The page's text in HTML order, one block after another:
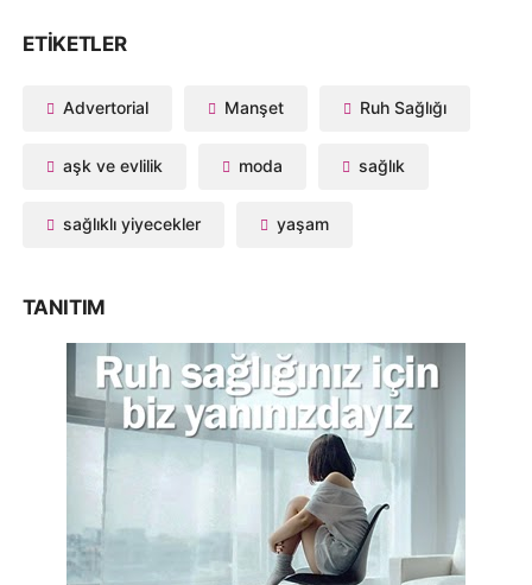
ETIKETLER
Advertorial Manşet Ruh Sağlığı
aşk ve evlilik moda sağlık
sağlıklı yiyecekler yaşam
TANITIM